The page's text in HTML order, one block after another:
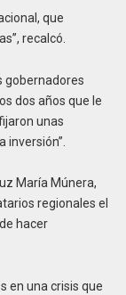
que
recalcó.
gobernadores
dos años que le
unas
inversión”.
María Múnera,
regionales el
hacer
en una crisis que